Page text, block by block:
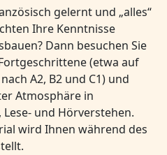
gelernt und „alles“
Ihre Kenntnisse
Dann besuchen Sie
(etwa auf
A2, B2 und C1) und
Atmosphäre in
und Hörverstehen.
wird Ihnen während des